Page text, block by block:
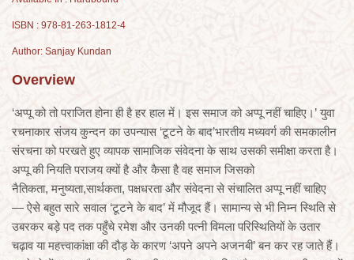
ISBN : 978-81-263-1812-4
Author: Sanjay Kundan
Overview
‘अप्पू को तो पराजित होना ही है हर हाल में। इस समाज को अप्पू नहीं चाहिए।’ युवा
रचनाकार संजय कुन्दन का उपन्यास ‘टूटने के बाद’भारतीय मध्यवर्ग की समकालीन
संरचना को परखते हुए व्यापक सामाजिक संवेदना के साथ उसकी समीक्षा करता है।
अप्पू की नियति पराजय क्यों है और कैसा है वह समाज जिसको
नैतिकता, मनुष्यता,सार्थकता, पक्षधरता और संवेदना से संचालित अप्पू नहीं चाहिए
— ऐसे बहुत सारे सवाल ‘टूटने के बाद’ में मौजूद हैं। सामान्य से भी निम्न स्थिति से
उबरकर बड़े पद तक पहुँचे रमेश और उनकी पत्नी विमला परिस्थितियों के उतार
चढ़ाव या महत्त्वाकांक्षा की दौड़ के कारण ‘अपने अपने अजनबी’ बन कर रह जाते हैं।